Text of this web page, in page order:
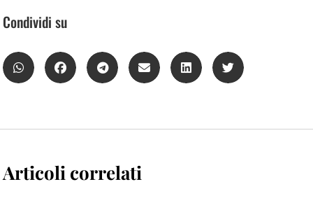
Condividi su
Articoli correlati